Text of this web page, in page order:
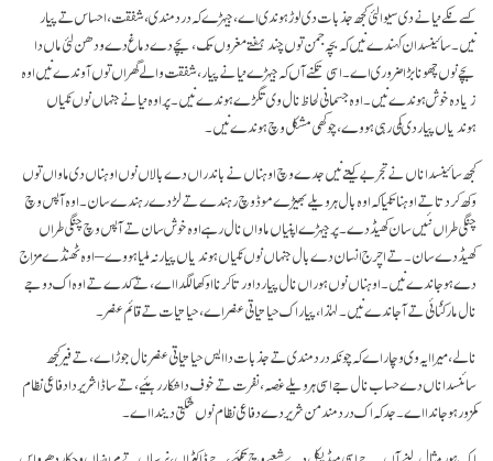
کسے نکے نیانے دی سیوا لئی کجھ جذبات دی لوڑ ہوندی اے، جیہڑے کہ درد مندی، شفقت، احساس تے پیار
نیں۔ سائینسدان کہندے نیں کہ بچہ جمن توں چند ہفتے مغروں تک، بچے دے دماغ دے ودھن لئی ماں دا
بچے نوں چھونا بڑا ضروری اے۔ اسی تکنے آں کہ جیہڑے نیانے پیار، شفقت والے گھراں توں آوندے نیں اوہ
زیادہ خوش ہوندے نیں۔ اوہ جسمانی لحاظ نال وی تگڑے ہوندے نیں۔ پر اوہ نیانے جنہاں نوں نکیاں
ہوندیاں پیار دی کمی رہی ہووے، چوکھی مشکل وچ ہوندے نیں۔
کجھ سائینسداناں نے تجربے کیتے نیں جدے وچ اوہناں نے باندراں دے بالاں نوں اوہناں دی ماواں توں
وکھ کر دتا تے اوہنا تکیا کہ اوہ بال ہر ویلے بھیڑے موڈ وچ رہندے تے لڑدے رہندے سان۔ اوہ آپس وچ
چنگی طراں نئیں سان کھیڈدے۔ پر جیہڑے اپنیاں ماواں نال رہے اوہ خوش سان تے آپس وچ چنگی طراں
کھیڈدے سان۔ تے اچرج انسان دے بال جنہاں نوں نکیاں ہوندیاں پیار نہ ملیا ہووے – اوہ ٹھنڈے مزاج
دے ہو جاندے نیں۔ اوہناں نوں ہوراں نال پیار دا ورتا کرنا اوکھا لگدا اے، تے کدے تے اوہ اک دوجے
نال مار کُٹائی تے آ جاندے نیں۔ لہٰذا، پیار اک حیاتیاتی عنصر اے، حیاتیات تے قائم عنصر۔
نالے، میرا ایہ وی وچار اے کہ چونکہ درد مندی تے جذبات دا ایس حیاتیاتی عنصر نال جوڑ اے، تے فیر کجھ
سائنسداناں دے حساب نال جے اسی ہر ویلے غصہ، نفرت تے خوف دا شکار رہئیے، تے ساڈا شریر دا دفاعی نظام
کمزور ہو جاندا اے۔ جد کہ اک درد مند من شریر دے دفاعی نظام نوں شکتی دیندا اے۔